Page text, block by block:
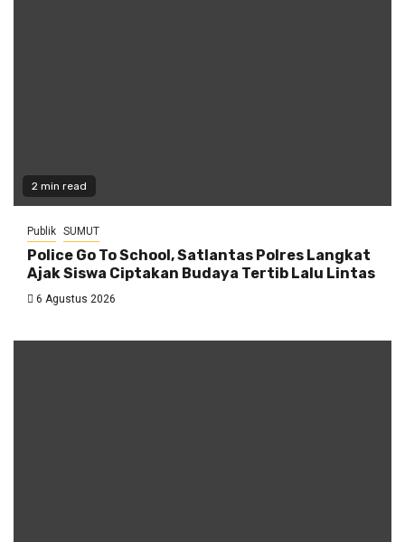
2 min read
Publik SUMUT
Police Go To School, Satlantas Polres Langkat
Ajak Siswa Ciptakan Budaya Tertib Lalu Lintas
6 Agustus 2026